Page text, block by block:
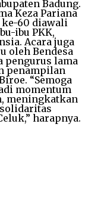
Badung.
Keza Pariana
60 diawali
ibu PKK,
Acara juga
oleh Bendesa
pengurus lama
penampilan
“Semoga
momentum
meningkatkan
harapnya.